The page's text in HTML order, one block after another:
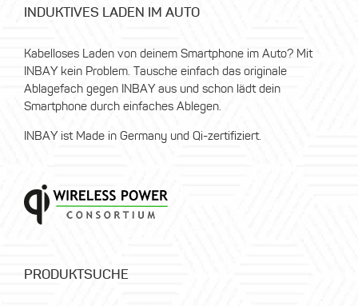
INDUKTIVES LADEN IM AUTO
Kabelloses Laden von deinem Smartphone im Auto? Mit
INBAY kein Problem. Tausche einfach das originale
Ablagefach gegen INBAY aus und schon lädt dein
Smartphone durch einfaches Ablegen.
INBAY ist Made in Germany und Qi-zertifiziert.
PRODUKTSUCHE